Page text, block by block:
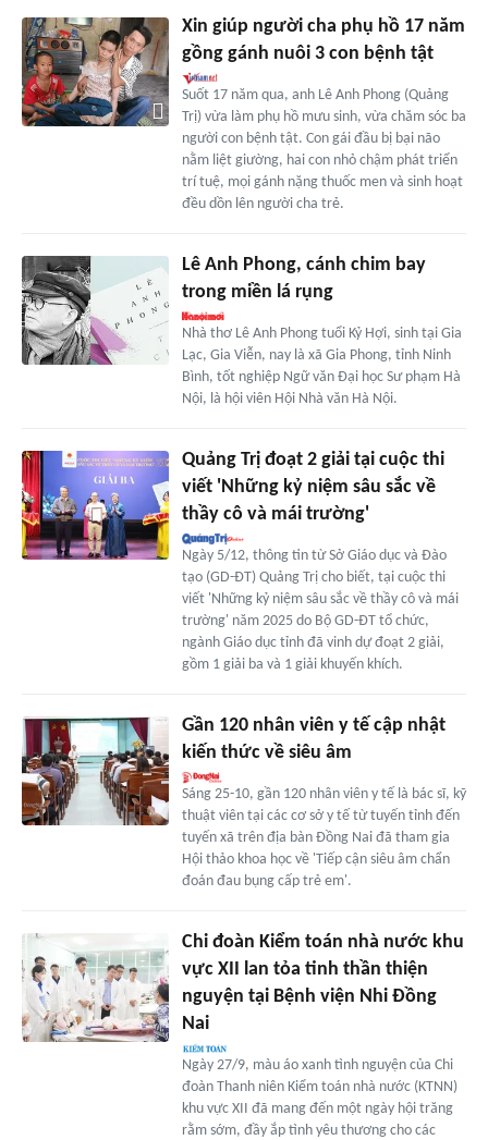
Xin giúp người cha phụ hồ 17 năm
gồng gánh nuôi 3 con bệnh tật
Suốt 17 năm qua, anh Lê Anh Phong (Quảng
Trị) vừa làm phụ hồ mưu sinh, vừa chăm sóc ba
người con bệnh tật. Con gái đầu bị bại não
nằm liệt giường, hai con nhỏ chậm phát triển
trí tuệ, mọi gánh nặng thuốc men và sinh hoạt
đều dồn lên người cha trẻ.
Lê Anh Phong, cánh chim bay
trong miền lá rụng
Nhà thơ Lê Anh Phong tuổi Kỷ Hợi, sinh tại Gia
Lạc, Gia Viễn, nay là xã Gia Phong, tỉnh Ninh
Bình, tốt nghiệp Ngữ văn Đại học Sư phạm Hà
Nội, là hội viên Hội Nhà văn Hà Nội.
Quảng Trị đoạt 2 giải tại cuộc thi
viết 'Những kỷ niệm sâu sắc về
thầy cô và mái trường'
Ngày 5/12, thông tin từ Sở Giáo dục và Đào
tạo (GD-ĐT) Quảng Trị cho biết, tại cuộc thi
viết 'Những kỷ niệm sâu sắc về thầy cô và mái
trường' năm 2025 do Bộ GD-ĐT tổ chức,
ngành Giáo dục tỉnh đã vinh dự đoạt 2 giải,
gồm 1 giải ba và 1 giải khuyến khích.
Gần 120 nhân viên y tế cập nhật
kiến thức về siêu âm
Sáng 25-10, gần 120 nhân viên y tế là bác sĩ, kỹ
thuật viên tại các cơ sở y tế từ tuyến tỉnh đến
tuyến xã trên địa bàn Đồng Nai đã tham gia
Hội thảo khoa học về 'Tiếp cận siêu âm chẩn
đoán đau bụng cấp trẻ em'.
Chi đoàn Kiểm toán nhà nước khu
vực XII lan tỏa tinh thần thiện
nguyện tại Bệnh viện Nhi Đồng
Nai
Ngày 27/9, màu áo xanh tình nguyện của Chi
đoàn Thanh niên Kiểm toán nhà nước (KTNN)
khu vực XII đã mang đến một ngày hội trăng
rằm sớm, đầy ắp tình yêu thương cho các